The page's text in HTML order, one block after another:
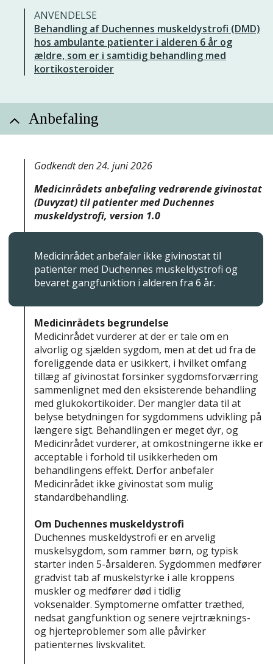
ANVENDELSE
Behandling af Duchennes muskeldystrofi (DMD)
hos ambulante patienter i alderen 6 år og
ældre, som er i samtidig behandling med
kortikosteroider
Anbefaling
Godkendt den 24. juni 2026
Medicinrådets anbefaling vedrørende givinostat
(Duvyzat) til patienter med Duchennes
muskeldystrofi, version 1.0
Medicinrådet anbefaler ikke givinostat til
patienter med Duchennes muskeldystrofi og
bevaret gangfunktion i alderen fra 6 år.
Medicinrådets begrundelse
Medicinrådet vurderer at der er tale om en
alvorlig og sjælden sygdom, men at det ud fra de
foreliggende data er usikkert, i hvilket omfang
tillæg af givinostat forsinker sygdomsforværring
sammenlignet med den eksisterende behandling
med glukokortikoider. Der mangler data til at
belyse betydningen for sygdommens udvikling på
længere sigt. Behandlingen er meget dyr, og
Medicinrådet vurderer, at omkostningerne ikke er
acceptable i forhold til usikkerheden om
behandlingens effekt. Derfor anbefaler
Medicinrådet ikke givinostat som mulig
standardbehandling.
Om Duchennes muskeldystrofi
Duchennes muskeldystrofi er en arvelig
muskelsygdom, som rammer børn, og typisk
starter inden 5-årsalderen. Sygdommen medfører
gradvist tab af muskelstyrke i alle kroppens
muskler og medfører død i tidlig
voksenalder. Symptomerne omfatter træthed,
nedsat gangfunktion og senere vejrtræknings-
og hjerteproblemer som alle påvirker
patienternes livskvalitet.